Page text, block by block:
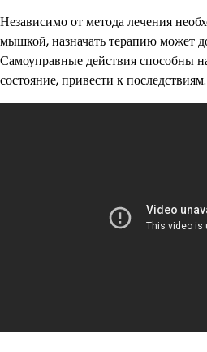
Независимо от метода лечения
мышкой, назначать терапию может
Самоуправные действия способны
состояние, привести к последствиям.